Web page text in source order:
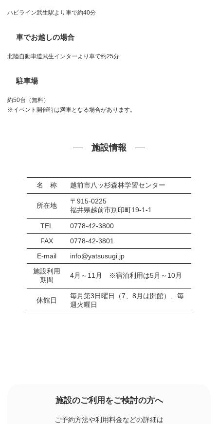
ハピライン武生駅より車で約40分
車でお越しの場合
北陸自動車道武生インターより車で約25分
駐車場
約50台（無料）
※イベント開催時は満車となる場合があります。
施設情報
名 称 越前市八ッ杉森林学習センター
所在地
〒915-0225
福井県越前市別印町19-1-1
TEL
0778-42-3800
FAX
0778-42-3801
E-mail
info@yatsusugi.jp
施設利用
期間
4月～11月 ※宿泊利用は5月～10月
休館日
毎月第3日曜日（7、8月は開館）、毎
週火曜日
施設のご利用をご検討の方へ
ご予約方法や利用料金などの詳細は